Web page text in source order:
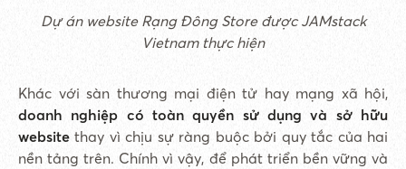
Dự án website Rạng Đông Store được JAMstack
Vietnam thực hiện
Khác với sàn thương mại điện tử hay mạng xã hội,
doanh nghiệp có toàn quyền sử dụng và sở hữu
website thay vì chịu sự ràng buộc bởi quy tắc của hai
nền tảng trên. Chính vì vậy, để phát triển bền vững và